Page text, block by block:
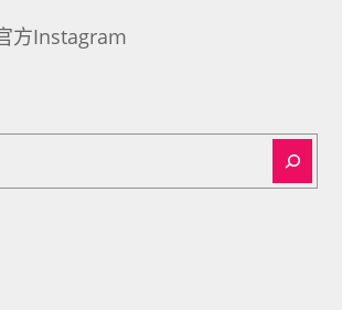
方Instagram